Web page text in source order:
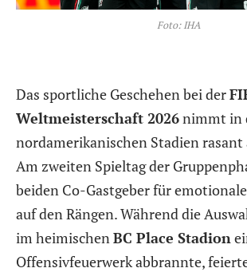
Foto: IHA
Das sportliche Geschehen bei der
Weltmeisterschaft 2026nimmt in
nordamerikanischen Stadien rasant
Am zweiten Spieltag der
beiden Co-Gastgeber für
auf den Rängen. Während die
im heimischen BC Place Stadion
Offensivfeuerwerk abbrannte,